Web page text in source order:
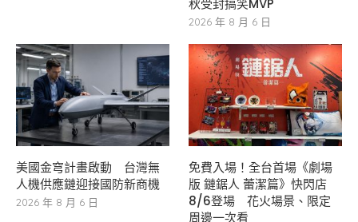
秋受封搞笑MVP
2026 年 8 月 6 日
美國金穹計畫啟動 台灣無
人機供應鏈迎接國防新商機
2026 年 8 月 6 日
免費入場！全台首場《劇場
版 鏈鋸人 蕾潔篇》快閃店
8/6登場 花火場景、限定
周邊一次看